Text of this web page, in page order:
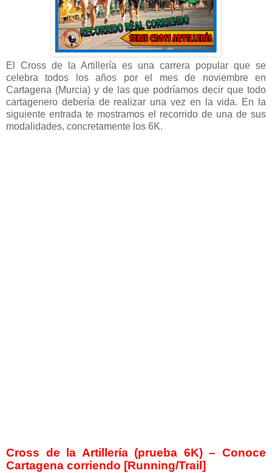
El Cross de la Artillería es una carrera popular que se
celebra todos los años por el mes de noviembre en
Cartagena (Murcia) y de las que podríamos decir que todo
cartagenero debería de realizar una vez en la vida. En la
siguiente entrada te mostramos el recorrido de una de sus
modalidades, concretamente los 6K.
Cross de la Artillería (prueba 6K) – Conoce
Cartagena corriendo [Running/Trail]